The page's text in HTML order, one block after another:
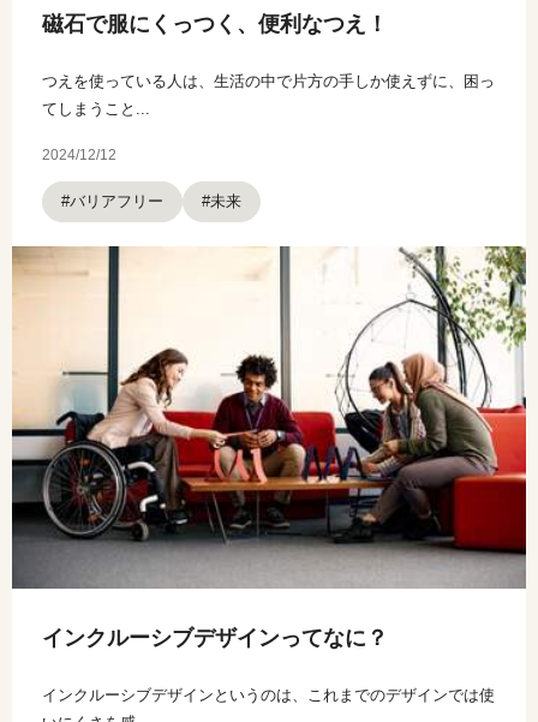
磁石で服にくっつく、便利なつえ！
つえを使っている人は、生活の中で片方の手しか使えずに、困っ
てしまうこと...
2024/12/12
#バリアフリー #未来
インクルーシブデザインってなに？
インクルーシブデザインというのは、これまでのデザインでは使